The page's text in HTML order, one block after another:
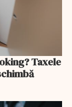
Taxele